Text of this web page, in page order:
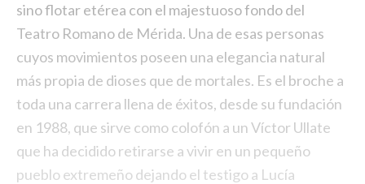
sino flotar etérea con el majestuoso fondo del
Teatro Romano de Mérida. Una de esas personas
cuyos movimientos poseen una elegancia natural
más propia de dioses que de mortales. Es el broche a
toda una carrera llena de éxitos, desde su fundación
en 1988, que sirve como colofón a un Víctor Ullate
que ha decidido retirarse a vivir en un pequeño
pueblo extremeño dejando el testigo a Lucía